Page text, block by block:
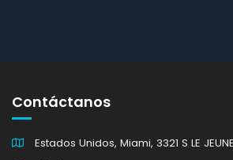
Contáctanos
Estados Unidos, Miami, 3321 S LE